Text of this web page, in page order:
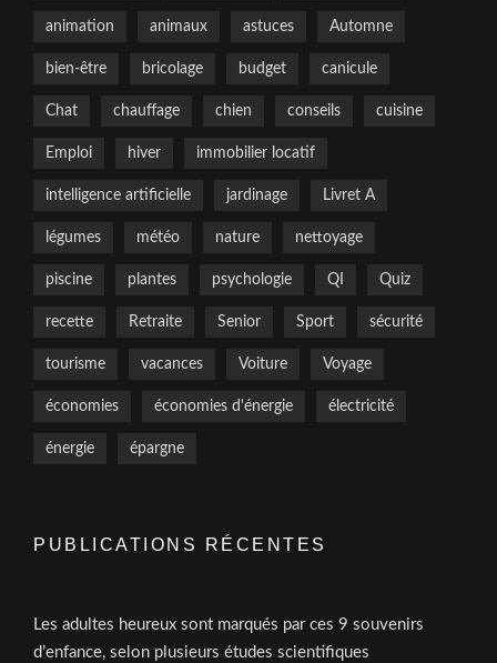
animation animaux astuces Automne
bien-être bricolage budget canicule
Chat chauffage chien conseils cuisine
Emploi hiver immobilier locatif
intelligence artificielle jardinage Livret A
légumes météo nature nettoyage
piscine plantes psychologie QI Quiz
recette Retraite Senior Sport sécurité
tourisme vacances Voiture Voyage
économies économies d'énergie électricité
énergie épargne
PUBLICATIONS RÉCENTES
Les adultes heureux sont marqués par ces 9 souvenirs
d’enfance, selon plusieurs études scientifiques